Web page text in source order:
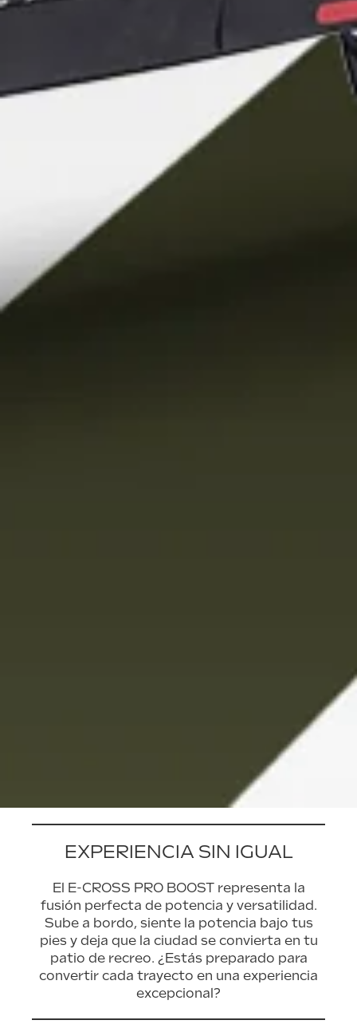
EXPERIENCIA SIN IGUAL
El E-CROSS PRO BOOST representa la
fusión perfecta de potencia y versatilidad.
Sube a bordo, siente la potencia bajo tus
pies y deja que la ciudad se convierta en tu
patio de recreo. ¿Estás preparado para
convertir cada trayecto en una experiencia
excepcional?